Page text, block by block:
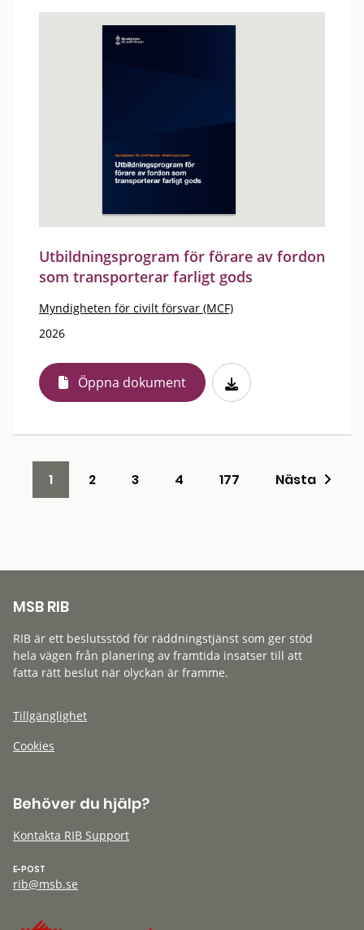
Utbildningsprogram för förare av fordon
som transporterar farligt gods
Myndigheten för civilt försvar (MCF)
2026
Öppna dokument
1 2 3 4 177 Nästa
MSB RIB
RIB är ett beslutsstöd för räddningstjänst som ger stöd
hela vägen från planering av framtida insatser till att
fatta rätt beslut när olyckan är framme.
Tillgänglighet
Cookies
Behöver du hjälp?
Kontakta RIB Support
E-POST
rib@msb.se